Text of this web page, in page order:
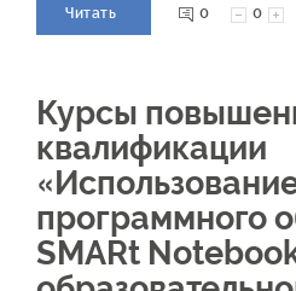
Читать 0 0
Курсы
квалификации
программного
SMARt